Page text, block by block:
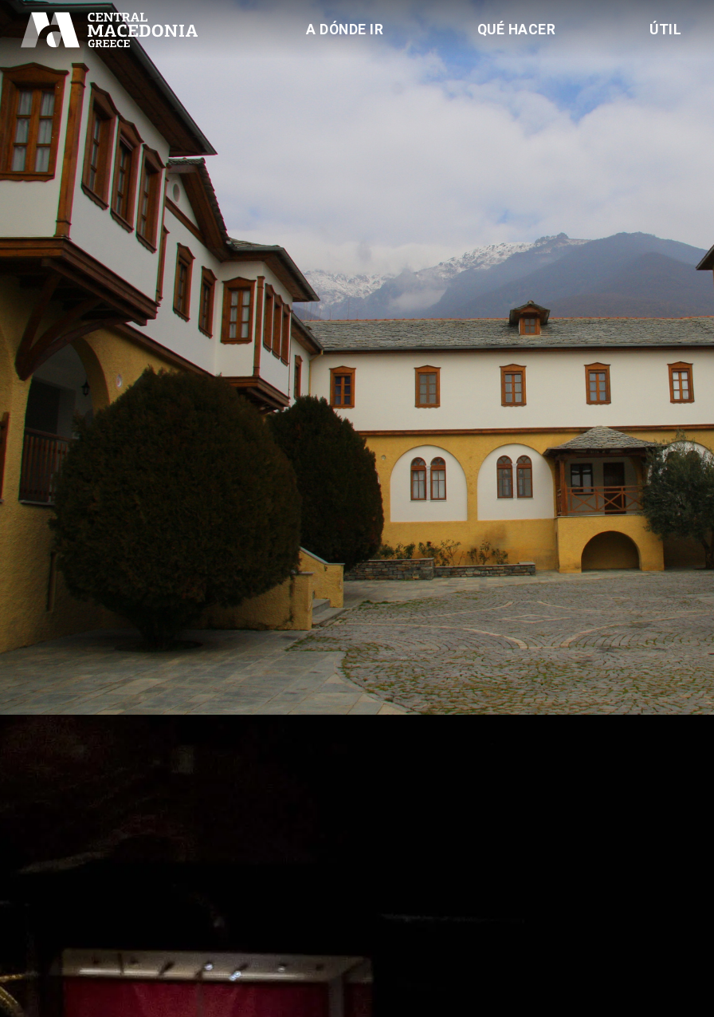
A DÓNDE IR QUÉ HACER ÚTIL